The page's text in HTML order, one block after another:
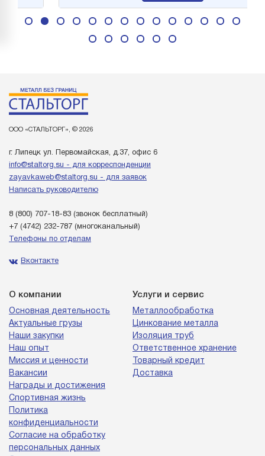
ООО «СТАЛЬТОРГ», © 2026
г. Липецк ул. Первомайская, д.37, офис 6
info@staltorg.su - для корреспонденции
zayavkaweb@staltorg.su - для заявок
Написать руководителю
8 (800) 707-18-83 (звонок бесплатный)
+7 (4742) 232-787 (многоканальный)
Телефоны по отделам
Вконтакте
О компании
Основная деятельность
Актуальные грузы
Наши закупки
Наш опыт
Миссия и ценности
Вакансии
Награды и достижения
Спортивная жизнь
Политика
конфиденциальности
Согласие на обработку
персональных данных
Услуги и сервис
Металлообработка
Цинкование металла
Изоляция труб
Ответственное хранение
Товарный кредит
Доставка